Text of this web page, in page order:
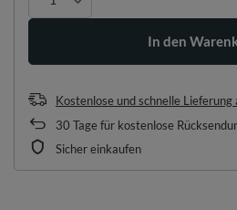
In den
Kostenlose und schnelle Lieferung
30 Tage für kostenlose
Sicher einkaufen